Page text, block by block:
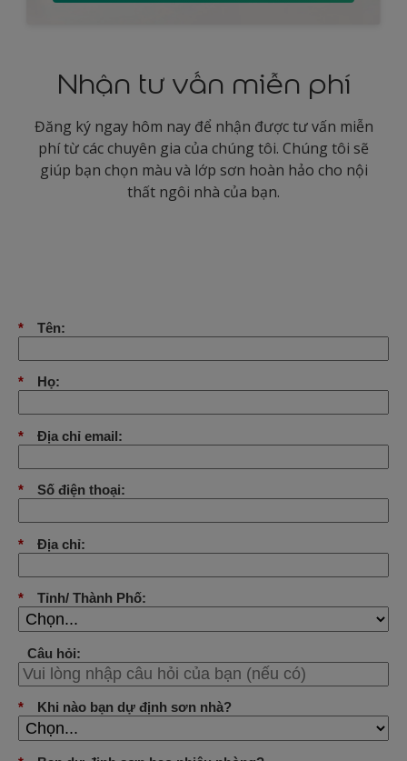
Nhận tư vấn miễn phí
Đăng ký ngay hôm nay để nhận được tư vấn miễn
phí từ các chuyên gia của chúng tôi. Chúng tôi sẽ
giúp bạn chọn màu và lớp sơn hoàn hảo cho nội
thất ngôi nhà của bạn.